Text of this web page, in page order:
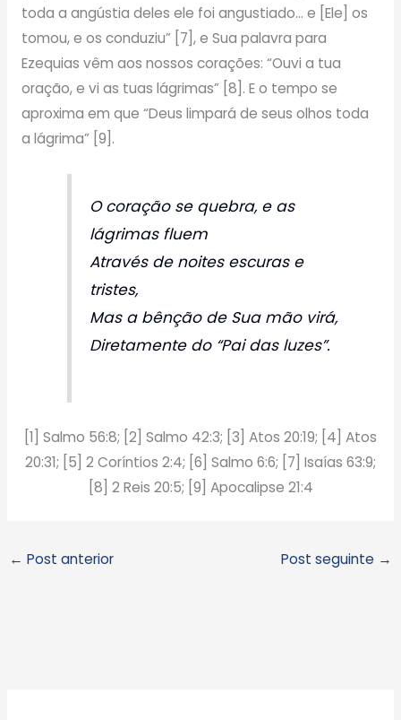
toda a angústia deles ele foi angustiado… e [Ele] os
tomou, e os conduziu” [7], e Sua palavra para
Ezequias vêm aos nossos corações: “Ouvi a tua
oração, e vi as tuas lágrimas” [8]. E o tempo se
aproxima em que “Deus limpará de seus olhos toda
a lágrima” [9].
O coração se quebra, e as
lágrimas fluem
Através de noites escuras e
tristes,
Mas a bênção de Sua mão virá,
Diretamente do “Pai das luzes”.
[1] Salmo 56:8; [2] Salmo 42:3; [3] Atos 20:19; [4] Atos
20:31; [5] 2 Coríntios 2:4; [6] Salmo 6:6; [7] Isaías 63:9;
[8] 2 Reis 20:5; [9] Apocalipse 21:4
← Post anterior Post seguinte →